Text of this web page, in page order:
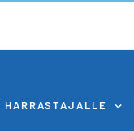
HARRASTAJALLE